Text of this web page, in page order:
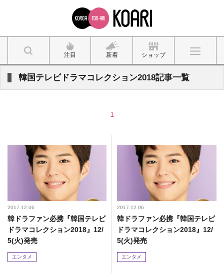
注目 新着 ショップ
韓国テレビドラマコレクション2018記事一覧
1
2017.12.06
韓ドラファン必携『韓国テレビ
ドラマコレクション2018』12/
5(火)発売
エンタメ
2017.12.06
韓ドラファン必携『韓国テレビ
ドラマコレクション2018』12/
5(火)発売
エンタメ